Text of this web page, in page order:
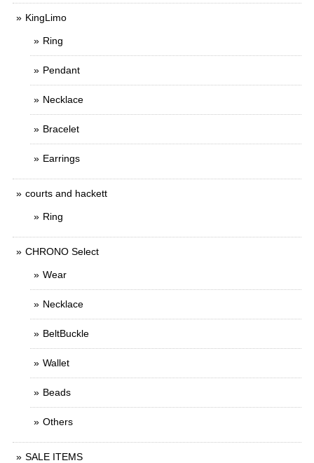
KingLimo
Ring
Pendant
Necklace
Bracelet
Earrings
courts and hackett
Ring
CHRONO Select
Wear
Necklace
BeltBuckle
Wallet
Beads
Others
SALE ITEMS